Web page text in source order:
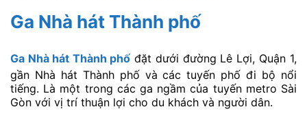
Ga Nhà hát Thành phố
Ga Nhà hát Thành phốđặt dưới đường Lê Lợi, Quận 1,
gần Nhà hát Thành phố và các tuyến phố đi bộ nổi
tiếng. Là một trong các ga ngầm của tuyến metro Sài
Gòn với vị trí thuận lợi cho du khách và người dân.